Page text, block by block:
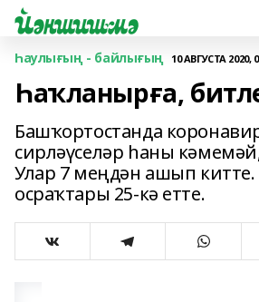
Һаулығың - байлығың 10 АВГУСТА 2020,
Һаҡланырға,
Башҡортостанда
сирләүселәр һаны
Улар 7 меңдән ашып китте.
осраҡтары 25-кә етте.